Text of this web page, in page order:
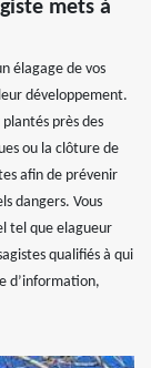
mets à
élagage de vos
développement.
près des
ou la clôture de
afin de prévenir
dangers. Vous
tel que elagueur
qualifiés à qui
d’information,